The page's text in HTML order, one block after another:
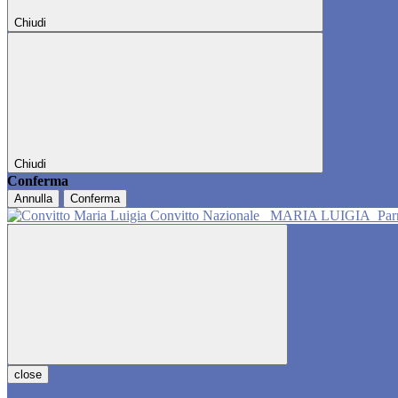
Chiudi
Chiudi
Conferma
Annulla Conferma
Convitto Nazionale MARIA LUIGIA
close